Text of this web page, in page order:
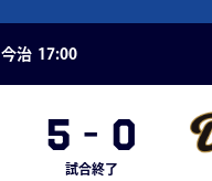
今治 17:00
5 - 0
試合終了